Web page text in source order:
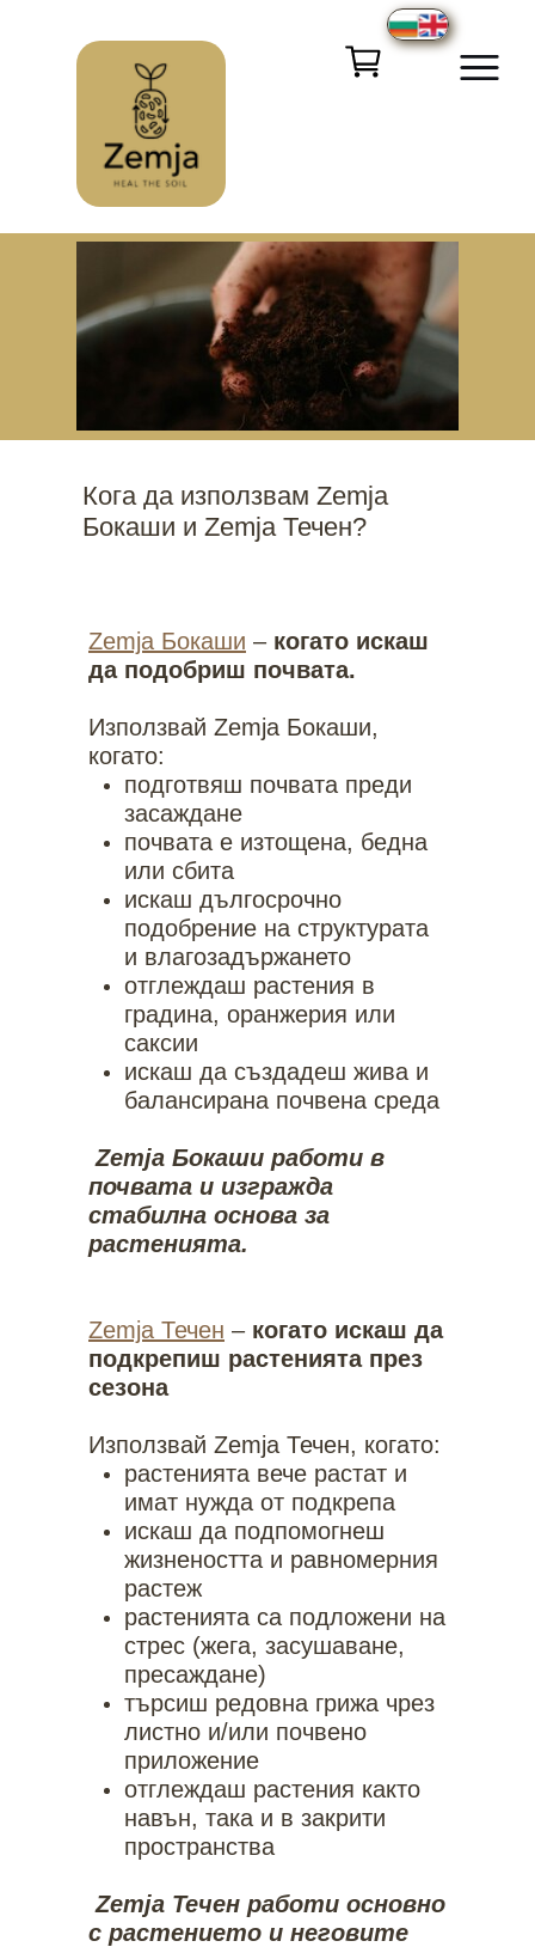
Кога да използвам Zemja
Бокаши и Zemja Течен?
Zemja Бокаши – когато искаш
да подобриш почвата.
Използвай Zemja Бокаши,
когато:
подготвяш почвата преди
засаждане
почвата е изтощена, бедна
или сбита
искаш дългосрочно
подобрение на структурата
и влагозадържането
отглеждаш растения в
градина, оранжерия или
саксии
искаш да създадеш жива и
балансирана почвена среда
Zemja Бокаши работи в
почвата и изгражда
стабилна основа за
растенията.
Zemja Течен – когато искаш да
подкрепиш растенията през
сезона
Използвай Zemja Течен, когато:
растенията вече растат и
имат нужда от подкрепа
искаш да подпомогнеш
жизнеността и равномерния
растеж
растенията са подложени на
стрес (жега, засушаване,
пресаждане)
търсиш редовна грижа чрез
листно и/или почвено
приложение
отглеждаш растения както
навън, така и в закрити
пространства
Zemja Течен работи основно
с растението и неговите